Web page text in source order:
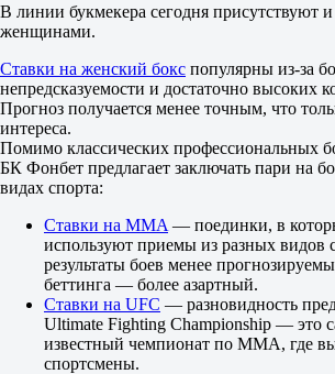
11.80
Бен Риз
-
Марвин Томлинсон
8 августа в 16:00
1.09
16.00
8.60
Билли Дениз
-
Алекс Картер
8 августа в 16:30
Рейтинговые бои. 4 раунда.
В линии букмекера сегодня присутствуют
женщинами.
Ставки на женский бокс популярны из-за
непредсказуемости и достаточно высоких
Прогноз получается менее точным, что
интереса.
Помимо классических профессиональных
БК Фонбет предлагает заключать пари на
видах спорта:
Ставки на MMA — поединки, в
используют приемы из разных видов
результаты боев менее
беттинга — более азартный.
Ставки на UFC — разновидность
Ultimate Fighting Championship — это
известный чемпионат по MMA, где
спортсмены.